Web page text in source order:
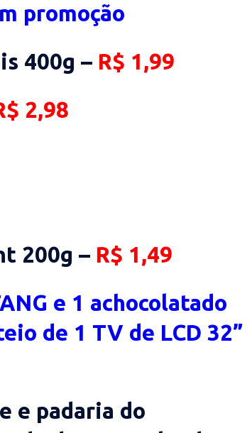
promoção
400g – R$ 1,99
2,98
200g – R$ 1,49
e 1 achocolatado
de 1 TV de LCD 32”
e padaria do